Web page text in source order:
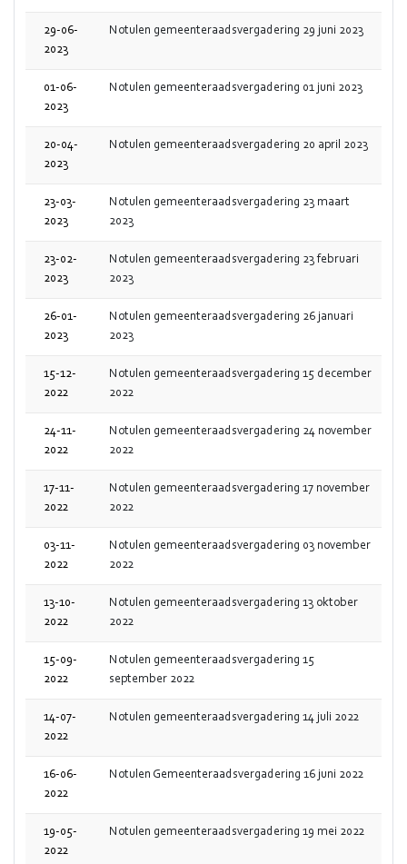
29-06-
2023
Notulen gemeenteraadsvergadering 29 juni 2023
01-06-
2023
Notulen gemeenteraadsvergadering 01 juni 2023
20-04-
2023
Notulen gemeenteraadsvergadering 20 april 2023
23-03-
2023
Notulen gemeenteraadsvergadering 23 maart
2023
23-02-
2023
Notulen gemeenteraadsvergadering 23 februari
2023
26-01-
2023
Notulen gemeenteraadsvergadering 26 januari
2023
15-12-
2022
Notulen gemeenteraadsvergadering 15 december
2022
24-11-
2022
Notulen gemeenteraadsvergadering 24 november
2022
17-11-
2022
Notulen gemeenteraadsvergadering 17 november
2022
03-11-
2022
Notulen gemeenteraadsvergadering 03 november
2022
13-10-
2022
Notulen gemeenteraadsvergadering 13 oktober
2022
15-09-
2022
Notulen gemeenteraadsvergadering 15
september 2022
14-07-
2022
Notulen gemeenteraadsvergadering 14 juli 2022
16-06-
2022
Notulen Gemeenteraadsvergadering 16 juni 2022
19-05-
2022
Notulen gemeenteraadsvergadering 19 mei 2022